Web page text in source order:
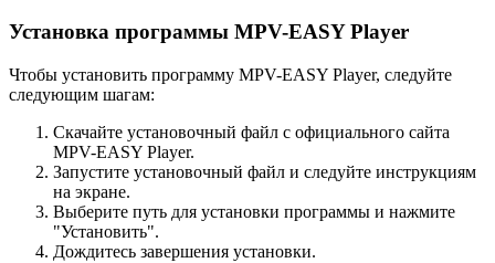
Установка программы MPV-EASY Player
Чтобы установить программу MPV-EASY Player, следуйте
следующим шагам:
Скачайте установочный файл с официального сайта
MPV-EASY Player.
Запустите установочный файл и следуйте инструкциям
на экране.
Выберите путь для установки программы и нажмите
"Установить".
Дождитесь завершения установки.